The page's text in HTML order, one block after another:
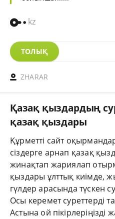
kz
ТОЛЫҚ
ZHARAR
Қазақ қыздардың
қазақ қыздары
Құрметті сайт
сіздерге арнап қазақ
жинақтап жариялап
қыздары ұлттық киімде,
гүлдер арасында түскен
Осы керемет суреттерді
Астына ой